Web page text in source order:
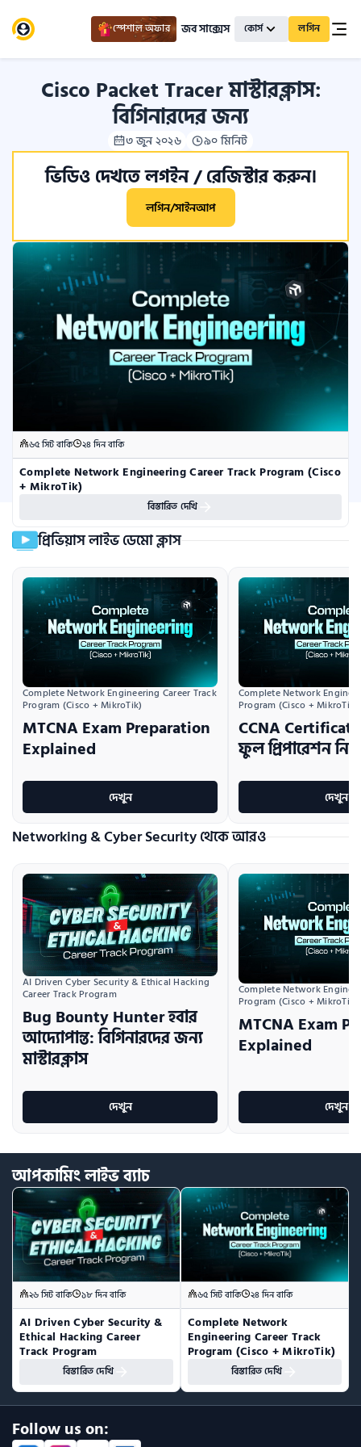
স্পেশাল অফার জব সাক্সেস কোর্স লগিন
Cisco Packet Tracer মাস্টারক্লাস:
বিগিনারদের জন্য
৩ জুন ২০২৬ ৯০ মিনিট
ভিডিও দেখতে লগইন / রেজিস্টার করুন।
লগিন/সাইনআপ
৬৫ সিট বাকি ২৪ দিন বাকি
Complete Network Engineering Career Track Program (Cisco
+ MikroTik)
বিস্তারিত দেখি
প্রিভিয়াস লাইভ ডেমো ক্লাস
Complete Network Engineering Career Track
Program (Cisco + MikroTik)
MTCNA Exam Preparation
Explained
দেখুন
Complete Network
Program (Cisco + MikroTik)
CCNA
ফুল প্রিপারেশন
দেখুন
Networking & Cyber Security থেকে আরও
AI Driven Cyber Security & Ethical Hacking
Career Track Program
Bug Bounty Hunter হবার
আদ্যোপান্ত: বিগিনারদের জন্য
মাস্টারক্লাস
দেখুন
Complete Network
Program (Cisco + MikroTik)
MTCNA Exam
Explained
দেখুন
আপকামিংলাইভব্যাচ
২৬ সিট বাকি ১৮ দিন বাকি
AI Driven Cyber Security &
Ethical Hacking Career
Track Program
বিস্তারিত দেখি
৬৫ সিট বাকি ২৪ দিন বাকি
Complete Network
Engineering Career Track
Program (Cisco + MikroTik)
বিস্তারিত দেখি
Follow us on: